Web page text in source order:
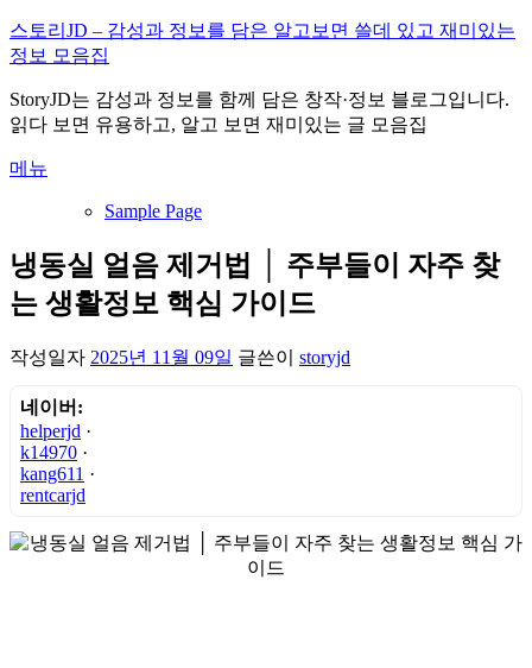
내
용
로
바
가
스토리JD – 감성과 정보를 담은 알고보면 쓸데 있고 재미있는
정보 모음집
StoryJD는 감성과 정보를 함께 담은 창작·정보 블로그입니다.
읽다 보면 유용하고, 알고 보면 재미있는 글 모음집
메뉴
Sample Page
냉동실 얼음 제거법 │ 주부들이 자주 찾
는 생활정보 핵심 가이드
작성일자 2025년 11월 09일 글쓴이 storyjd
네이버:
helperjd ·
k14970 ·
kang611 ·
rentcarjd